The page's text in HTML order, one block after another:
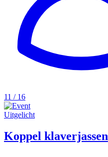
11 / 16
Uitgelicht
Koppel klaverjassen